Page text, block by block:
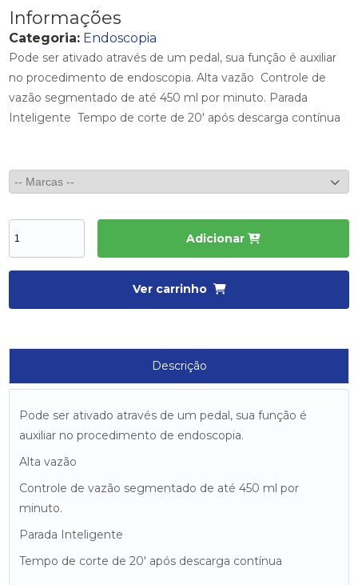
Informações
Categoria: Endoscopia
Pode ser ativado através de um pedal, sua função é auxiliar
no procedimento de endoscopia. Alta vazão Controle de
vazão segmentado de até 450 ml por minuto. Parada
Inteligente Tempo de corte de 20′ após descarga contínua
Adicionar
Ver carrinho
Descrição
Pode ser ativado através de um pedal, sua função é
auxiliar no procedimento de endoscopia.
Alta vazão
Controle de vazão segmentado de até 450 ml por
minuto.
Parada Inteligente
Tempo de corte de 20′ após descarga contínua